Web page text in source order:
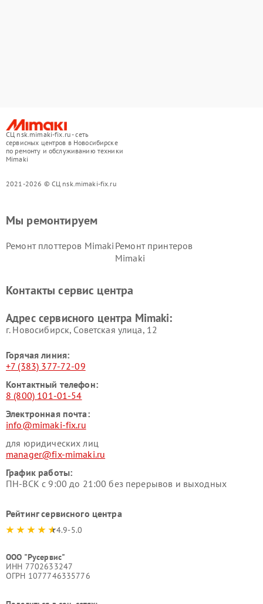
СЦ nsk.mimaki-fix.ru - сеть
сервисных центров в Новосибирске
по ремонту и обслуживанию техники
Mimaki
2021-2026 © СЦ nsk.mimaki-fix.ru
Мы ремонтируем
Ремонт плоттеров Mimaki Ремонт принтеров
Mimaki
Контакты сервис центра
Адрес сервисного центра Mimaki:
г. Новосибирск, Советская улица, 12
Горячая линия:
+7 (383) 377-72-09
Контактный телефон:
8 (800) 101-01-54
Электронная почта:
info@mimaki-fix.ru
для юридических лиц
manager@fix-mimaki.ru
График работы:
ПН-ВСК с 9:00 до 21:00 без перерывов и выходных
Рейтинг сервисного центра
4.9-5.0
ООО "Русервис"
ИНН 7702633247
ОГРН 1077746335776